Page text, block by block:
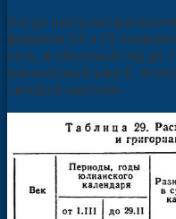
Когда наступал
февраля 24 и 25
есть, в обычный год до
високосный уже 6,
«второй шестой».